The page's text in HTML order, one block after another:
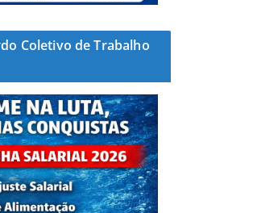
Coletivo de Trabalho